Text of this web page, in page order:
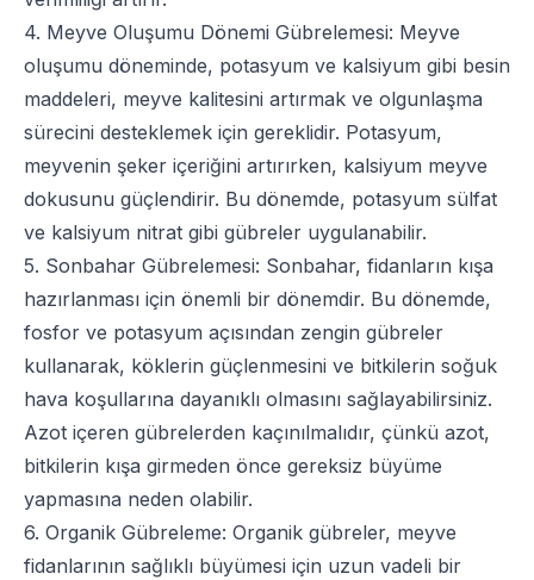
4. Meyve Oluşumu Dönemi Gübrelemesi: Meyve
oluşumu döneminde, potasyum ve kalsiyum gibi besin
maddeleri, meyve kalitesini artırmak ve olgunlaşma
sürecini desteklemek için gereklidir. Potasyum,
meyvenin şeker içeriğini artırırken, kalsiyum meyve
dokusunu güçlendirir. Bu dönemde, potasyum sülfat
ve kalsiyum nitrat gibi gübreler uygulanabilir.
5. Sonbahar Gübrelemesi: Sonbahar, fidanların kışa
hazırlanması için önemli bir dönemdir. Bu dönemde,
fosfor ve potasyum açısından zengin gübreler
kullanarak, köklerin güçlenmesini ve bitkilerin soğuk
hava koşullarına dayanıklı olmasını sağlayabilirsiniz.
Azot içeren gübrelerden kaçınılmalıdır, çünkü azot,
bitkilerin kışa girmeden önce gereksiz büyüme
yapmasına neden olabilir.
6. Organik Gübreleme: Organik gübreler, meyve
fidanlarının sağlıklı büyümesi için uzun vadeli bir